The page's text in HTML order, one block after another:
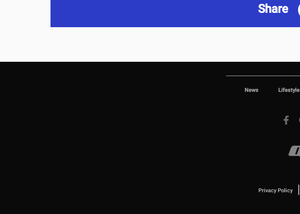
Share
News Lifestyle
Privacy Policy |